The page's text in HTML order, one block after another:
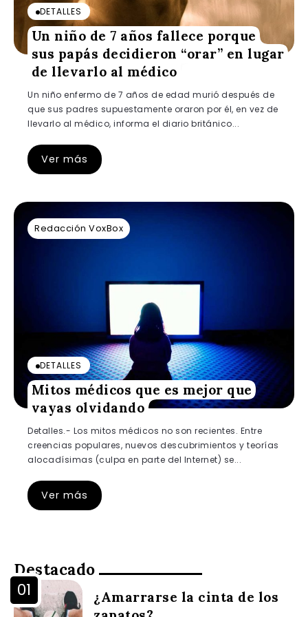
DETALLES
Un niño de 7 años fallece porque
sus papás decidieron “orar” en lugar
de llevarlo al médico
Un niño enfermo de 7 años de edad murió después de
que sus padres supuestamente oraron por él, en vez de
llevarlo al médico, informa el diario británico...
Ver más
Redacción VoxBox
DETALLES
Mitos médicos que es mejor que
vayas olvidando
Detalles.- Los mitos médicos no son recientes. Entre
creencias populares, nuevos descubrimientos y teorías
alocadísimas (culpa en parte del Internet) se...
Ver más
Destacado
¿Amarrarse la cinta de los